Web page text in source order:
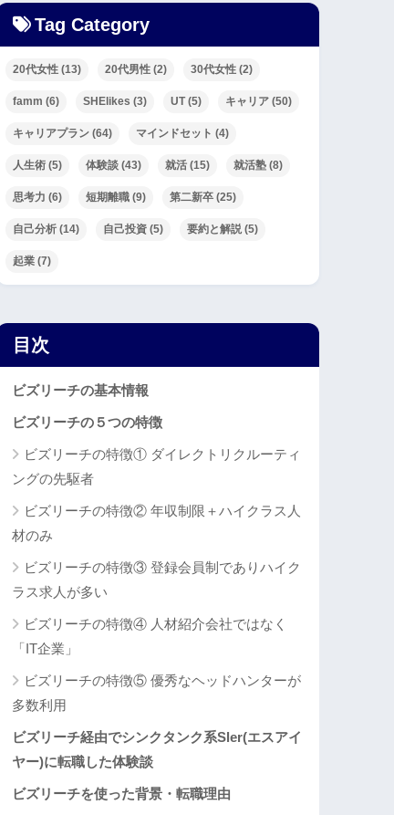
Tag Category
20代女性 (13) 20代男性 (2) 30代女性 (2)
famm (6) SHElikes (3) UT(5) キャリア (50)
キャリアプラン (64) マインドセット (4)
人生術 (5) 体験談 (43) 就活 (15) 就活塾 (8)
思考力 (6) 短期離職 (9) 第二新卒 (25)
自己分析 (14) 自己投資 (5) 要約と解説 (5)
起業 (7)
目次
ビズリーチの基本情報
ビズリーチの５つの特徴
ビズリーチの特徴① ダイレクトリクルーティ
ングの先駆者
ビズリーチの特徴② 年収制限＋ハイクラス人
材のみ
ビズリーチの特徴③ 登録会員制でありハイク
ラス求人が多い
ビズリーチの特徴④ 人材紹介会社ではなく
「IT企業」
ビズリーチの特徴⑤ 優秀なヘッドハンターが
多数利用
ビズリーチ経由でシンクタンク系Sler(エスアイ
ヤー)に転職した体験談
ビズリーチを使った背景・転職理由